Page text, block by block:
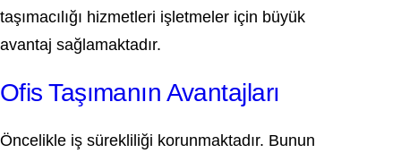
taşımacılığı hizmetleri işletmeler için büyük
avantaj sağlamaktadır.
Ofis Taşımanın Avantajları
Öncelikle iş sürekliliği korunmaktadır. Bunun